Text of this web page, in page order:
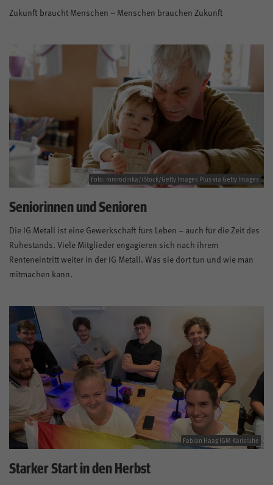
Zukunft braucht Menschen – Menschen brauchen Zukunft
Foto: romrodinka/iStock/Getty Images Plus via Getty Images
Seniorinnen und Senioren
Die IG Metall ist eine Gewerkschaft fürs Leben – auch für die Zeit des
Ruhestands. Viele Mitglieder engagieren sich nach ihrem
Renteneintritt weiter in der IG Metall. Was sie dort tun und wie man
mitmachen kann.
Fabian Haag IGM Karlsruhe
Starker Start in den Herbst